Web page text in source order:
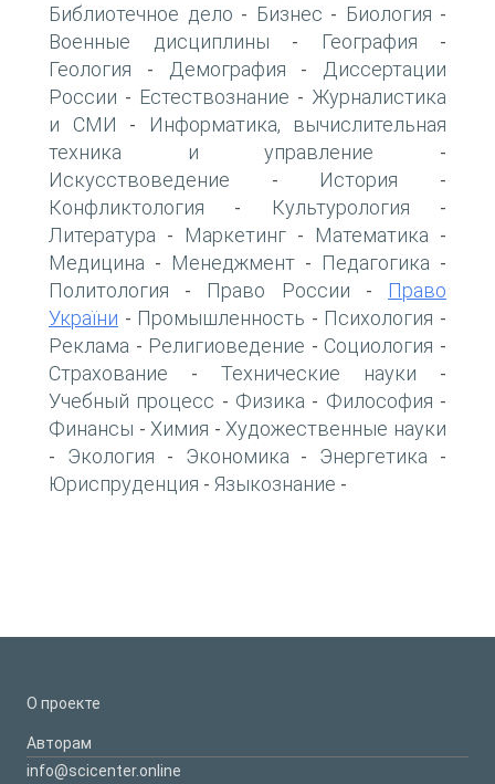
Библиотечное дело - Бизнес - Биология -
Военные дисциплины - География -
Геология - Демография -
Диссертации
России - Естествознание - Журналистика
и СМИ -
Информатика, вычислительная
техника и управление -
Искусствоведение - История -
Конфликтология - Культурология -
Литература - Маркетинг - Математика -
Медицина - Менеджмент - Педагогика -
Политология - Право России -
Право
України - Промышленность - Психология -
Реклама - Религиоведение - Социология -
Страхование - Технические науки -
Учебный процесс - Физика - Философия -
Финансы - Химия - Художественные науки
- Экология - Экономика - Энергетика -
Юриспруденция - Языкознание -
О проекте
Авторам
info@scicenter.online